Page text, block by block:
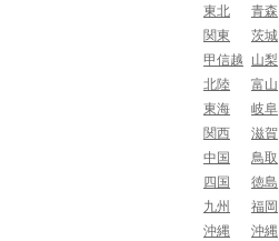
東北
青森
関東
茨城
甲信越
山梨
北陸
富山
東海
岐阜
関西
滋賀
中国
鳥取
四国
徳島
九州
福岡
沖縄
沖縄